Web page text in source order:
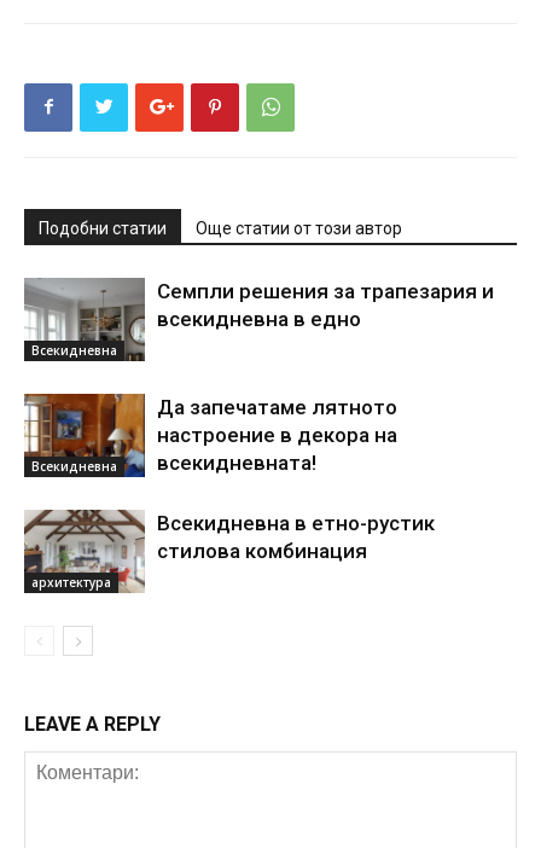
Подобни статии Още статии от този автор
Всекидневна
Семпли решения за трапезария и
всекидневна в едно
Всекидневна
Да запечатаме лятното
настроение в декора на
всекидневната!
архитектура
Всекидневна в етно-рустик
стилова комбинация
LEAVE A REPLY